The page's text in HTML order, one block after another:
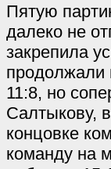
Пятую
далеко не
закрепила
продолжали
11:8, но
Салтыкову,
концовке
команду на